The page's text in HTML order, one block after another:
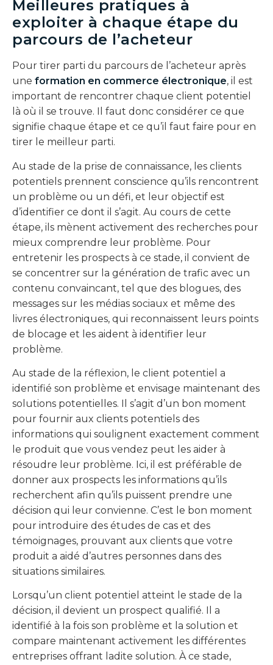
Meilleures pratiques à
exploiter à chaque étape du
parcours de l’acheteur
Pour tirer parti du parcours de l’acheteur après
une formation en commerce électronique, il est
important de rencontrer chaque client potentiel
là où il se trouve. Il faut donc considérer ce que
signifie chaque étape et ce qu’il faut faire pour en
tirer le meilleur parti.
Au stade de la prise de connaissance, les clients
potentiels prennent conscience qu’ils rencontrent
un problème ou un défi, et leur objectif est
d’identifier ce dont il s’agit. Au cours de cette
étape, ils mènent activement des recherches pour
mieux comprendre leur problème. Pour
entretenir les prospects à ce stade, il convient de
se concentrer sur la génération de trafic avec un
contenu convaincant, tel que des blogues, des
messages sur les médias sociaux et même des
livres électroniques, qui reconnaissent leurs points
de blocage et les aident à identifier leur
problème.
Au stade de la réflexion, le client potentiel a
identifié son problème et envisage maintenant des
solutions potentielles. Il s’agit d’un bon moment
pour fournir aux clients potentiels des
informations qui soulignent exactement comment
le produit que vous vendez peut les aider à
résoudre leur problème. Ici, il est préférable de
donner aux prospects les informations qu’ils
recherchent afin qu’ils puissent prendre une
décision qui leur convienne. C’est le bon moment
pour introduire des études de cas et des
témoignages, prouvant aux clients que votre
produit a aidé d’autres personnes dans des
situations similaires.
Lorsqu’un client potentiel atteint le stade de la
décision, il devient un prospect qualifié. Il a
identifié à la fois son problème et la solution et
compare maintenant activement les différentes
entreprises offrant ladite solution. À ce stade,